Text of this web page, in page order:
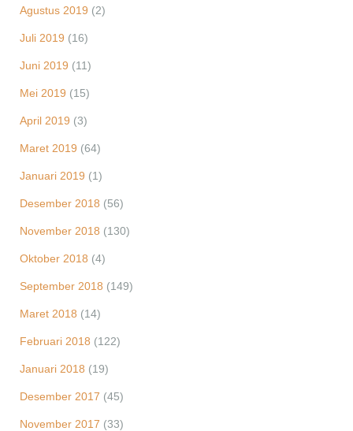
Agustus 2019 (2)
Juli 2019 (16)
Juni 2019 (11)
Mei 2019 (15)
April 2019 (3)
Maret 2019 (64)
Januari 2019 (1)
Desember 2018 (56)
November 2018 (130)
Oktober 2018 (4)
September 2018 (149)
Maret 2018 (14)
Februari 2018 (122)
Januari 2018 (19)
Desember 2017 (45)
November 2017 (33)